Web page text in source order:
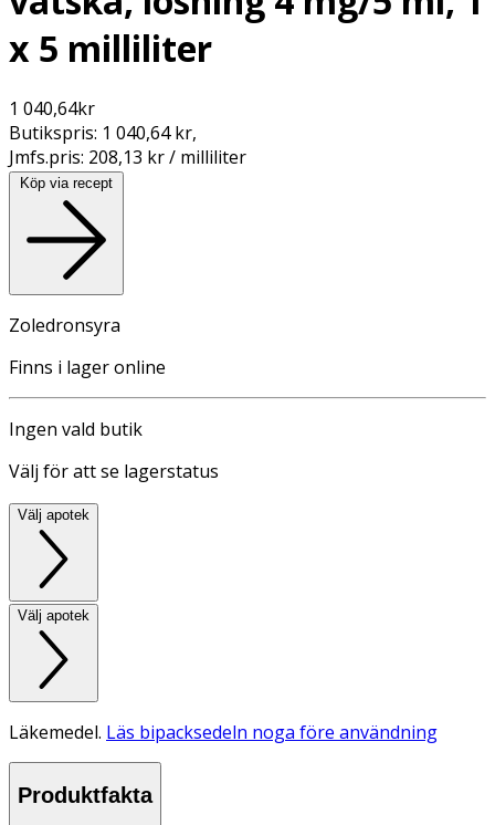
x 5 milliliter
1 040,64kr
Butikspris: 1 040,64 kr,
Jmfs.pris: 208,13 kr / milliliter
Köp via recept
Zoledronsyra
Finns i lager online
Ingen vald butik
Välj för att se lagerstatus
Välj apotek
Välj apotek
Läkemedel. Läs bipacksedeln noga före användning
Produktfakta